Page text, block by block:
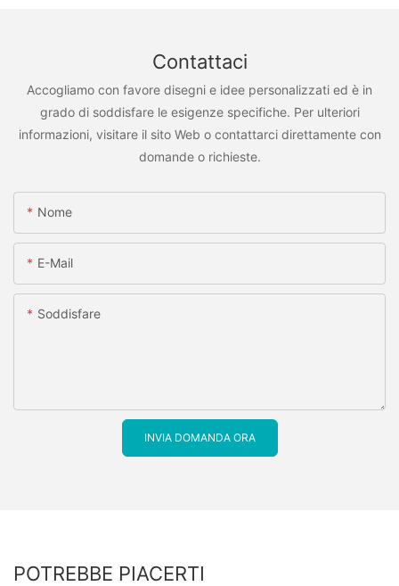
Contattaci
Accogliamo con favore disegni e idee personalizzati ed è in
grado di soddisfare le esigenze specifiche. Per ulteriori
informazioni, visitare il sito Web o contattarci direttamente con
domande o richieste.
Nome
E-Mail
Soddisfare
INVIA DOMANDA ORA
POTREBBE PIACERTI